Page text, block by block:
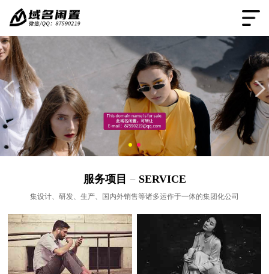
服务项目 − SERVICE
集设计、研发、生产、国内外销售等诸多运作于一体的集团化公司